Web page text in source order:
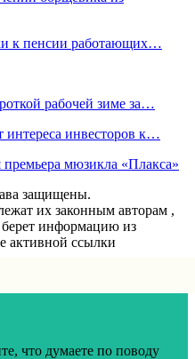
к пенсии работающих…
рабочей зиме за…
инвесторов к…
премьера мюзикла «Плакса»
защищены.
их законным авторам ,
берет информацию из
активной ссылки
что думаете по поводу